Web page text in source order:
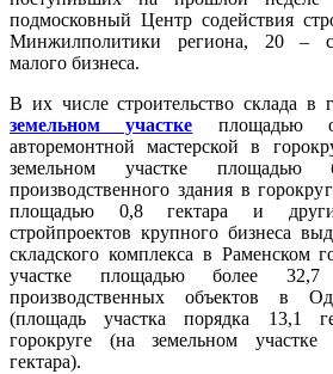
подмосковный Центр содействия
Минжилполитики региона, 20 –
малого бизнеса.
В их числе строительство склада в
земельном участке площадью
авторемонтной мастерской в
земельном участке площадью
производственного здания в
площадью 0,8 гектара и
стройпроектов крупного бизнеса
складского комплекса в Раменском
участке площадью более
производственных объектов в
(площадь участка порядка 13,1
горокруге (на земельном
гектара).